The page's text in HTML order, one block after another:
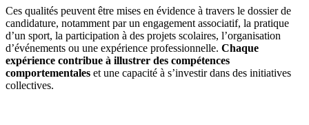
Ces qualités peuvent être mises en évidence à travers le dossier de
candidature, notamment par un engagement associatif, la pratique
d’un sport, la participation à des projets scolaires, l’organisation
d’événements ou une expérience professionnelle. Chaque
expérience contribue à illustrer des compétences
comportementales et une capacité à s’investir dans des initiatives
collectives.